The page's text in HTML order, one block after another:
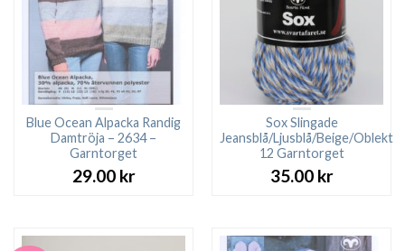
Blue Ocean Alpacka Randig
Damtröja – 2634 –
Garntorget
29.00 kr
Sox Slingade
Jeansblå/Ljusblå/Beige/Oblekt
12 Garntorget
35.00 kr